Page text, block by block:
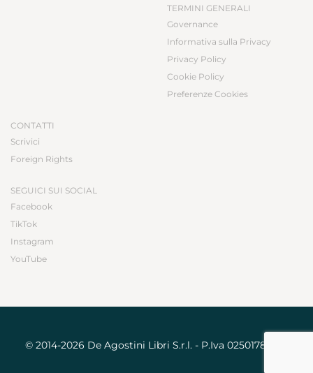
TERMINI GENERALI
Governance
Informativa sulla Privacy
Privacy Policy
Cookie Policy
Preferenze Cookies
CONTATTI
Scrivici
Foreign Rights
SEGUICI SUI SOCIAL
Facebook
TikTok
Instagram
YouTube
© 2014-2026 De Agostini Libri S.r.l. - P.Iva 02501780031